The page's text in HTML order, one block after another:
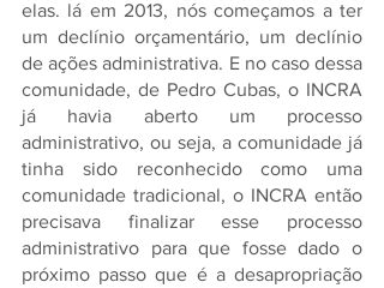
elas. lá em 2013, nós começamos a ter
um declínio orçamentário, um declínio
de ações administrativa. E no caso dessa
comunidade, de Pedro Cubas, o INCRA
já havia aberto um processo
administrativo, ou seja, a comunidade já
tinha sido reconhecido como uma
comunidade tradicional, o INCRA então
precisava finalizar esse processo
administrativo para que fosse dado o
próximo passo que é a desapropriação